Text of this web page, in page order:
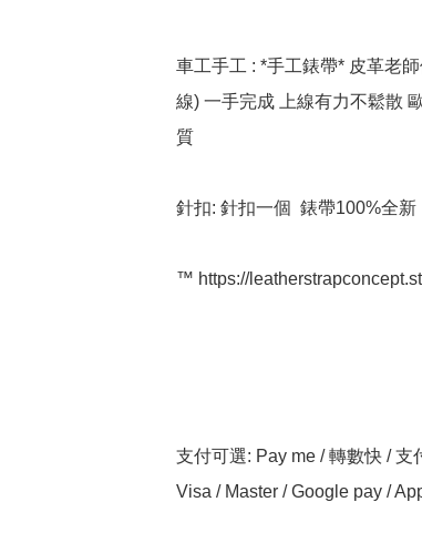
車工手工 : *手工錶帶* 皮革老
線) 一手完成 上線有力不鬆散
質
針扣: 針扣一個  錶帶100%全新
™️ https://
支付可選: Pay me / 轉數快 / 支
Visa / Master / Google pay /